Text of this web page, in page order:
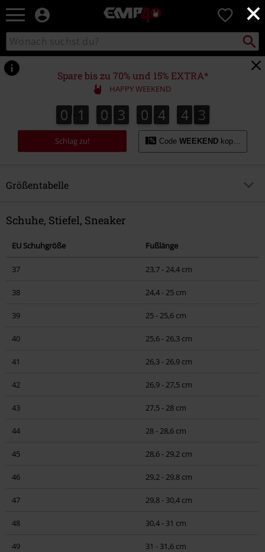
×
EMP
Merchandise
-
Shop
Rock
&
Entertainment
0
Katalog
durchsuchen
suchen
Spare bis zu 70% und 15% EXTRA*
HAPPY WEEKEND
0
0 1
1 0
0 3
3 0
0 4
4 4
4 2
3
2
4
3
Schlag zu! Code WEEKEND kopieren
Größentabelle
Jacken, Mäntel
Frauen
T-Shirts, Top's, Kapuzenpullover & -jacken, Longsleeves
Bikinis & Unterwäsche
Korsagen
Hosen & Shorts & Röcke
Kopfbedeckung
Schuhe, Stiefel, Sneaker
EU Schuhgröße Fußlänge
37 23,7 - 24,4 cm
38 24,4 - 25 cm
39 25 - 25,6 cm
40 25,6 - 26,3 cm
41 26,3 - 26,9 cm
42 26,9 - 27,5 cm
43 27,5 - 28 cm
44 28 - 28,6 cm
45 28,6 - 29,2 cm
46 29,2 - 29,8 cm
47 29,8 - 30,4 cm
48 30,4 - 31 cm
49 31 - 31,6 cm